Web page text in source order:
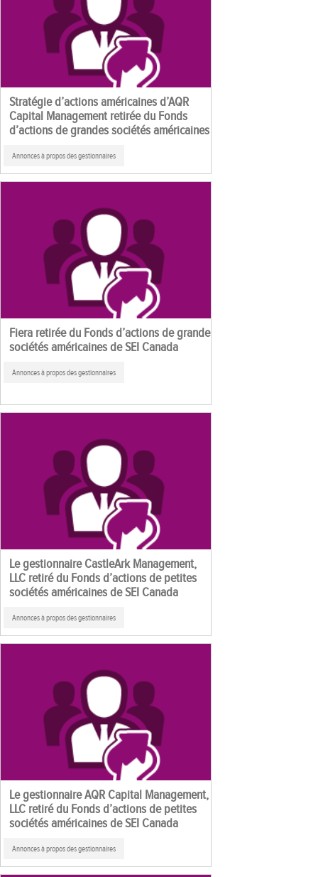
Stratégie d’actions américaines d’AQR
Capital Management retirée du Fonds
d’actions de grandes sociétés américaines
Annonces à propos des gestionnaires
Fiera retirée du Fonds d’actions de grandes
sociétés américaines de SEI Canada
Annonces à propos des gestionnaires
Le gestionnaire CastleArk Management,
LLC retiré du Fonds d’actions de petites
sociétés américaines de SEI Canada
Annonces à propos des gestionnaires
Le gestionnaire AQR Capital Management,
LLC retiré du Fonds d’actions de petites
sociétés américaines de SEI Canada
Annonces à propos des gestionnaires